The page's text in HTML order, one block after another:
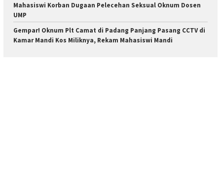
Mahasiswi Korban Dugaan Pelecehan Seksual Oknum Dosen
UMP
Gempar! Oknum Plt Camat di Padang Panjang Pasang CCTV di
Kamar Mandi Kos Miliknya, Rekam Mahasiswi Mandi